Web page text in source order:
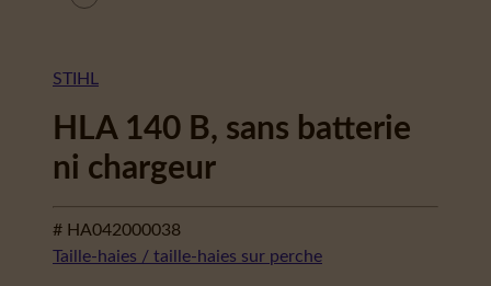
STIHL
HLA 140 B, sans batterie
ni chargeur
# HA042000038
Taille-haies / taille-haies sur perche